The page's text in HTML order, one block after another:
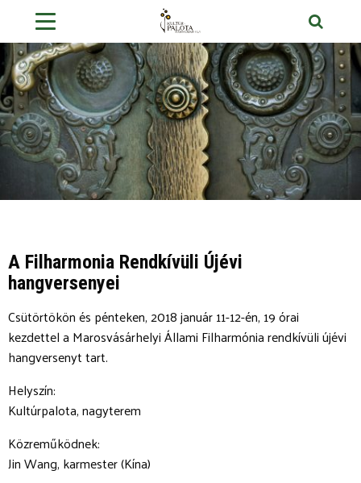
A Filharmonia Rendkívüli Újévi
hangversenyei
Csütörtökön és pénteken, 2018 január 11-12-én, 19 órai
kezdettel a Marosvásárhelyi Állami Filharmónia rendkívüli újévi
hangversenyt tart.
Helyszín:
Kultúrpalota, nagyterem
Közreműködnek:
Jin Wang, karmester (Kína)